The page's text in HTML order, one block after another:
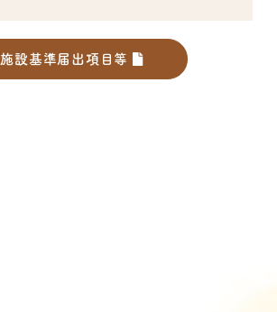
施設基準届出項目等